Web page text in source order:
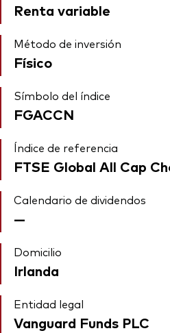
Renta variable
Método de inversión
Físico
Símbolo del índice
FGACCN
Índice de referencia
FTSE Global All Cap
Calendario de dividendos
—
Domicilio
Irlanda
Entidad legal
Vanguard Funds PLC